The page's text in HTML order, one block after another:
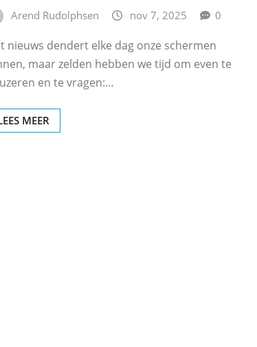
Arend Rudolphsen nov 7, 2025 0
nieuws dendert elke dag onze schermen
maar zelden hebben we tijd om even te
en te vragen:…
MEER